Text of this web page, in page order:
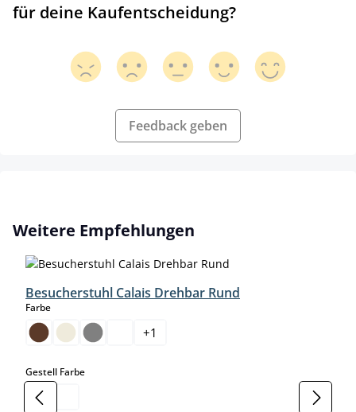
für deine Kaufentscheidung?
Feedback geben
Produktgalerie überspringen
Weitere Empfehlungen
Besucherstuhl Calais Drehbar Rund
Farbeauswählen
+1
Gestell Farbeauswählen